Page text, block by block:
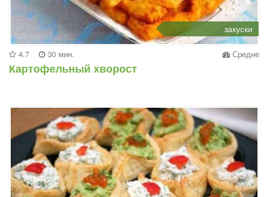
закуски
4.7 30 мин. Средне
Картофельный хворост